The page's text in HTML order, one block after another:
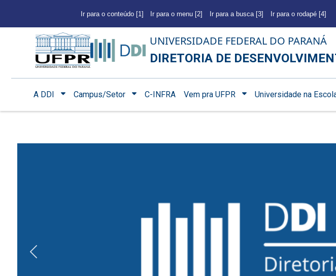
Ir para o conteúdo [1] Ir para o menu [2] Ir para a busca [3] Ir para o rodapé [4]
UNIVERSIDADE FEDERAL DO PARANÁ
DIRETORIA DE
A DDI Campus/Setor C-INFRA Vem pra UFPR Universidade na
Previous